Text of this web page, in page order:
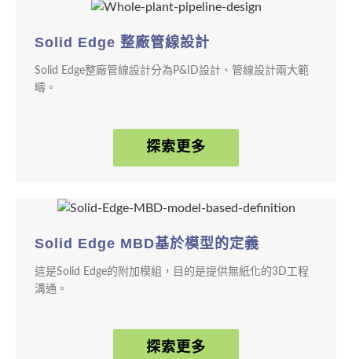
Solid Edge 整廠管線設計
Solid Edge整廠管線設計分為P&ID設計、管線設計兩大範
疇。
探索更多
Solid Edge MBD基於模型的定義
這是Solid Edge的附加模組，目的是提供無紙化的3D工程
溝通。
探索更多